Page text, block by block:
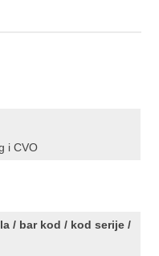
i CVO
/ bar kod / kod serije /